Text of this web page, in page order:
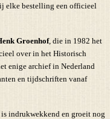
elke bestelling een officieel
Groenhof, die in 1982 het
over in het Historisch
enige archief in Nederland
en tijdschriften vanaf
indrukwekkend en groeit nog